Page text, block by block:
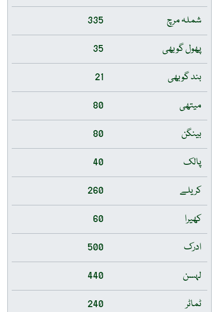
شملہ مرچ
335
پھول گوبھی
35
بند گوبھی
21
میتھی
80
بینگن
80
پالک
40
کریلے
260
کھیرا
60
ادرک
500
لہسن
440
ٹماٹر
240